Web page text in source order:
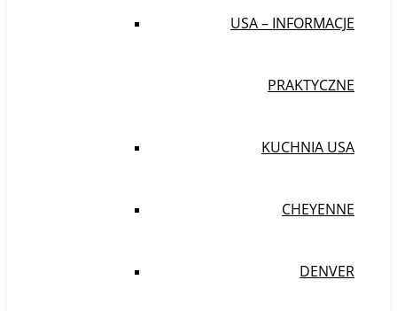
USA – INFORMACJE
PRAKTYCZNE
KUCHNIA USA
CHEYENNE
DENVER